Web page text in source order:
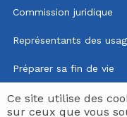
Commission juridique
Représentants des
Préparer sa fin de vie
Mentions légales
Ce site utilise des
sur ceux que vous